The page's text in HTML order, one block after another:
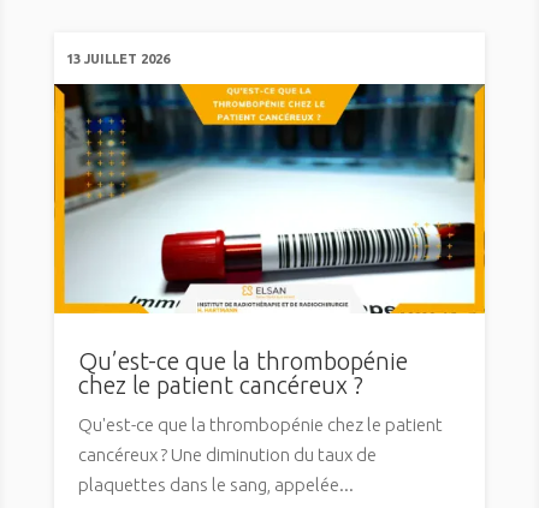
13 JUILLET 2026
Qu’est-ce que la thrombopénie
chez le patient cancéreux ?
Qu'est-ce que la thrombopénie chez le patient
cancéreux ? Une diminution du taux de
plaquettes dans le sang, appelée...